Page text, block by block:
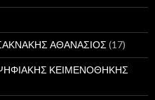
ΑΘΑΝΑΣΙΟΣ (17)
ΚΕΙΜΕΝΟΘΗΚΗΣ